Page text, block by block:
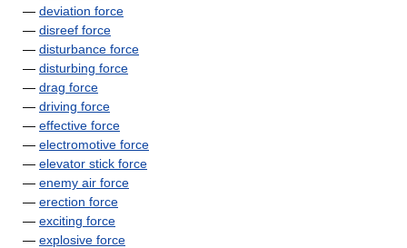
— deviation force
— disreef force
— disturbance force
— disturbing force
— drag force
— driving force
— effective force
— electromotive force
— elevator stick force
— enemy air force
— erection force
— exciting force
— explosive force